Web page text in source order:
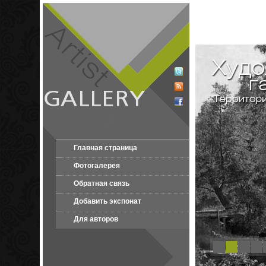
Главная страница
Фотогалерея
Обратная связь
Добавить экспонат
Для авторов